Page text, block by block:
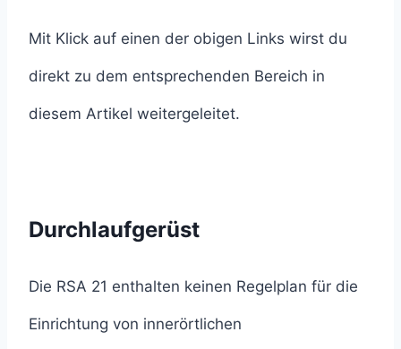
Mit Klick auf einen der obigen Links wirst du
direkt zu dem entsprechenden Bereich in
diesem Artikel weitergeleitet.
Durchlaufgerüst
Die RSA 21 enthalten keinen Regelplan für die
Einrichtung von innerörtlichen